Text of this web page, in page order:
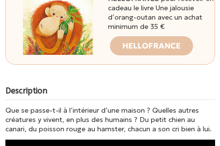
cadeau le livre Une jalousie
d’orang-outan avec un achat
minimum de 35 €
HELLOFRANCE
Description
Que se passe-t-il à l’intérieur d’une maison ? Quelles autres
créatures y vivent, en plus des humains ? Du petit chien au
canari, du poisson rouge au hamster, chacun a son cri bien à lui.